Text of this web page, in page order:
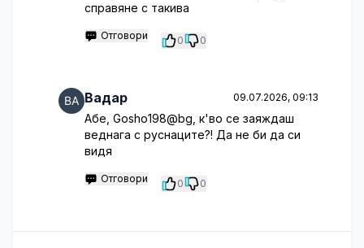
справяне с такива
Отговори 0 0
Вадар 09.07.2026, 09:13
Абе, Gosho198@bg, к'во се заяждаш
веднага с руснаците?! Да не би да си
видя
Отговори 0 0